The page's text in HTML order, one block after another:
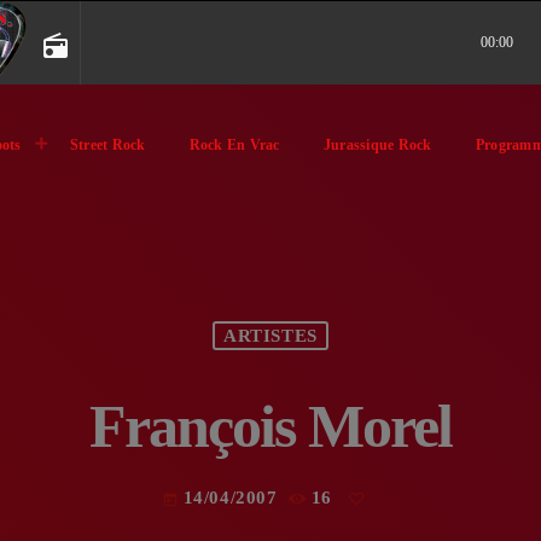
radio 00:00
Street Rock Rock En Vrac Jurassique Rock
ARTISTES
François Morel
14/04/2007 16